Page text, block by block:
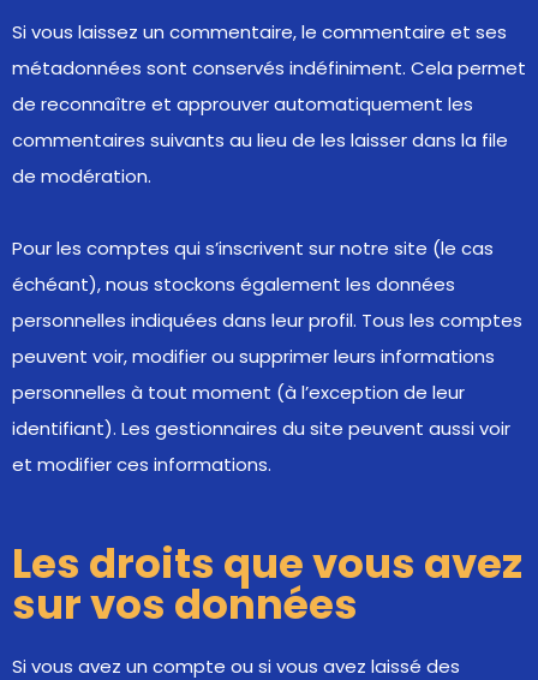
Si vous laissez un commentaire, le commentaire et ses
métadonnées sont conservés indéfiniment. Cela permet
de reconnaître et approuver automatiquement les
commentaires suivants au lieu de les laisser dans la file
de modération.
Pour les comptes qui s’inscrivent sur notre site (le cas
échéant), nous stockons également les données
personnelles indiquées dans leur profil. Tous les comptes
peuvent voir, modifier ou supprimer leurs informations
personnelles à tout moment (à l’exception de leur
identifiant). Les gestionnaires du site peuvent aussi voir
et modifier ces informations.
Les droits que vous avez
sur vos données
Si vous avez un compte ou si vous avez laissé des